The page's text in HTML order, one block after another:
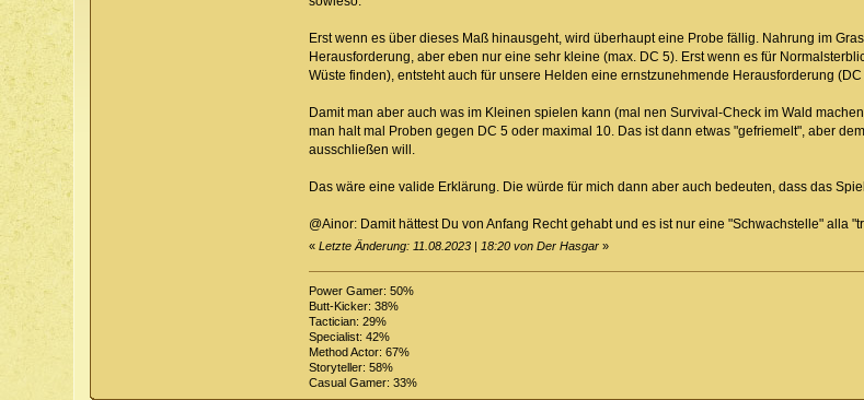
Erst wenn es über dieses Maß hinausgeht, wird überhaupt eine Probe fällig. Nahrung im
Herausforderung, aber eben nur eine sehr kleine (max. DC 5). Erst wenn es für
Wüste finden), entsteht auch für unsere Helden eine ernstzunehmende Herausforderung
Damit man aber auch was im Kleinen spielen kann (mal nen Survival-Check im Wald
man halt mal Proben gegen DC 5 oder maximal 10. Das ist dann etwas "gefriemelt", aber
ausschließen will.
Das wäre eine valide Erklärung. Die würde für mich dann aber auch bedeuten, dass das
@Ainor: Damit hättest Du von Anfang Recht gehabt und es ist nur eine "Schwachstelle" alla
« Letzte Änderung: 11.08.2023 | 18:20 von Der Hasgar»
Power Gamer: 50%
Butt-Kicker: 38%
Tactician: 29%
Specialist: 42%
Method Actor: 67%
Storyteller: 58%
Casual Gamer: 33%